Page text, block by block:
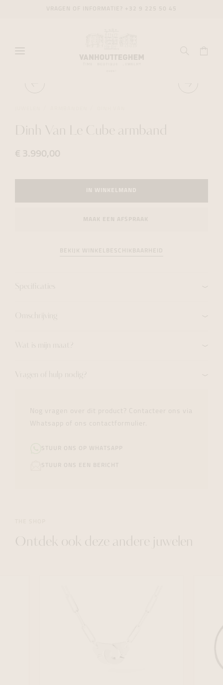
Dinh Van Le Cube armband
€ 3.990,00
IN WINKELMAND
BEKIJK WINKELBESCHIKBAARHEID
Specificaties
Omschrijving
Wat is mijn maat?
Vragen of hulp nodig?
Ontdek ook deze andere juwelen